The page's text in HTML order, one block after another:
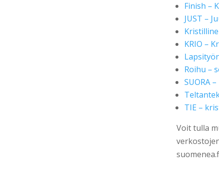
Finish –
JUST –
KRIO –
Roihu –
SUORA
TIE –
Voit tulla